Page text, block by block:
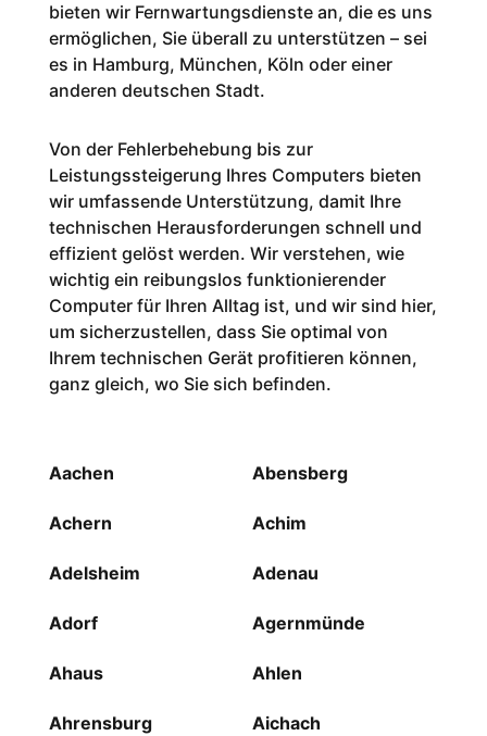
bieten wir Fernwartungsdienste an, die es uns
ermöglichen, Sie überall zu unterstützen – sei
es in Hamburg, München, Köln oder einer
anderen deutschen Stadt.
Von der Fehlerbehebung bis zur
Leistungssteigerung Ihres Computers bieten
wir umfassende Unterstützung, damit Ihre
technischen Herausforderungen schnell und
effizient gelöst werden. Wir verstehen, wie
wichtig ein reibungslos funktionierender
Computer für Ihren Alltag ist, und wir sind hier,
um sicherzustellen, dass Sie optimal von
Ihrem technischen Gerät profitieren können,
ganz gleich, wo Sie sich befinden.
Aachen Abensberg
Achern Achim
Adelsheim Adenau
Adorf Agernmünde
Ahaus Ahlen
Ahrensburg Aichach